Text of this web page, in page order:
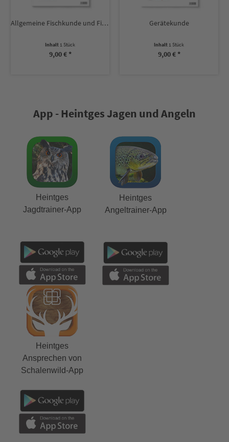
Allgemeine Fischkunde und Fischkrankheiten
Inhalt 1 Stück
9,00 € *
Gerätekunde
Inhalt 1 Stück
9,00 € *
App - Heintges Jagen und Angeln
Heintges
Jagdtrainer-App
Heintges
Angeltrainer-App
Heintges
Ansprechen von
Schalenwild-App